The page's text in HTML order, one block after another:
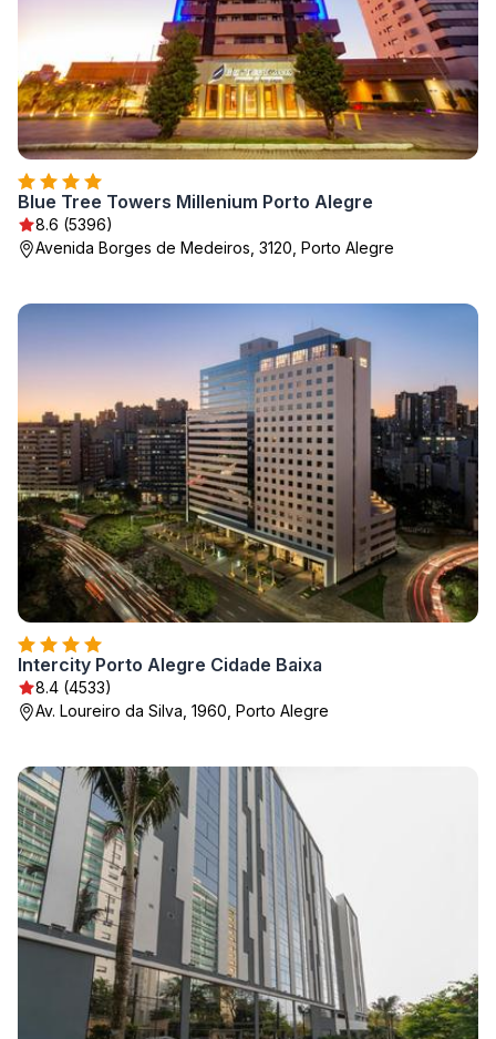
Blue Tree Towers Millenium Porto Alegre
8.6 (5396)
Avenida Borges de Medeiros, 3120, Porto Alegre
Intercity Porto Alegre Cidade Baixa
8.4 (4533)
Av. Loureiro da Silva, 1960, Porto Alegre